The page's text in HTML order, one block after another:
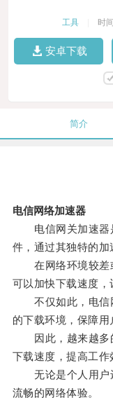
工具 时
安卓下载
简介
电信网络加速器
电信网关加速器
件，通过其独特的加
在网络环境较差
可以加快下载速度，
不仅如此，电信
的下载环境，保障用
因此，越来越多
下载速度，提高工作
无论是个人用户
流畅的网络体验。